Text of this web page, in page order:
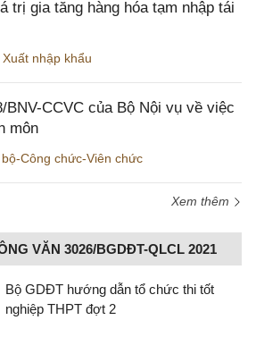
trị gia tăng hàng hóa tạm nhập tái
Xuất nhập khẩu
BNV-CCVC của Bộ Nội vụ về việc
môn
Công chức-Viên chức
Xem thêm
VĂN 3026/BGDĐT-QLCL 2021
Bộ GDĐT hướng dẫn tổ chức thi tốt
nghiệp THPT đợt 2